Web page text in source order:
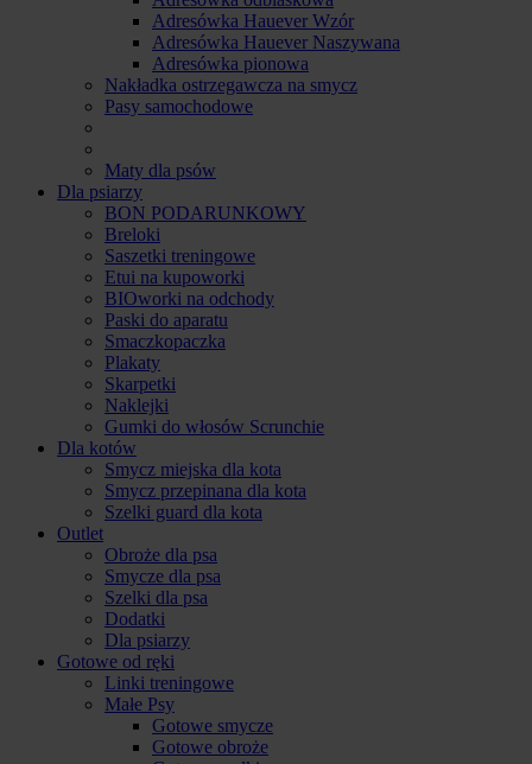
Adresówka Hauever Wzór
Adresówka Hauever Naszywana
Adresówka pionowa
Nakładka ostrzegawcza na smycz
Pasy samochodowe
Maty dla psów
Dla psiarzy
BON PODARUNKOWY
Breloki
Saszetki treningowe
Etui na kupoworki
BIOworki na odchody
Paski do aparatu
Smaczkopaczka
Plakaty
Skarpetki
Naklejki
Gumki do włosów Scrunchie
Dla kotów
Smycz miejska dla kota
Smycz przepinana dla kota
Szelki guard dla kota
Outlet
Obroże dla psa
Smycze dla psa
Szelki dla psa
Dodatki
Dla psiarzy
Gotowe od ręki
Linki treningowe
Małe Psy
Gotowe smycze
Gotowe obroże